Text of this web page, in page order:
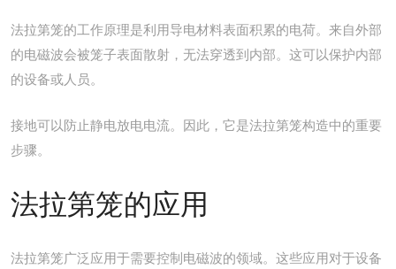
法拉第笼的工作原理是利用导电材料表面积累的电荷。来自外部
的电磁波会被笼子表面散射，无法穿透到内部。这可以保护内部
的设备或人员。
接地可以防止静电放电电流。因此，它是法拉第笼构造中的重要
步骤。
法拉第笼的应用
法拉第笼广泛应用于需要控制电磁波的领域。这些应用对于设备